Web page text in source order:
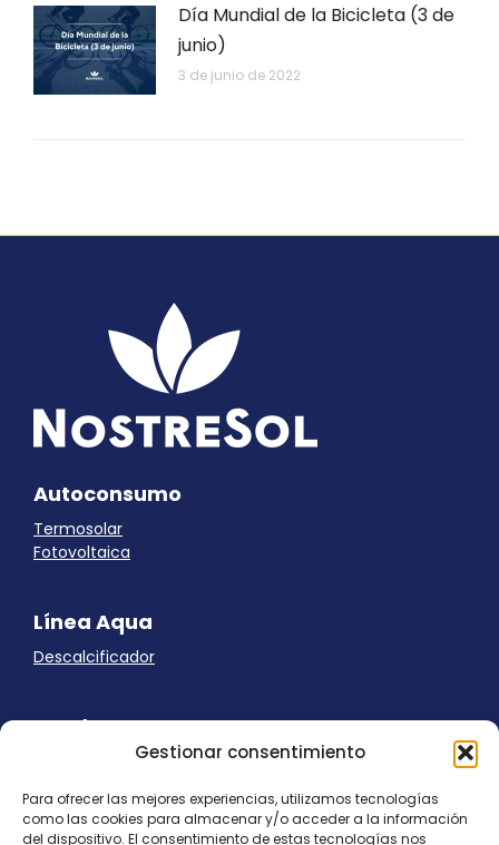
Gestionar consentimiento
Para ofrecer las mejores experiencias, utilizamos tecnologías
como las cookies para almacenar y/o acceder a la información
del dispositivo. El consentimiento de estas tecnologías nos
Día Mundial de la Bicicleta (3 de
junio)
3 de junio de 2022
Autoconsumo
Termosolar
Fotovoltaica
Línea Aqua
Descalcificador
Ayuda
Panel Cookies
Política de privacidad